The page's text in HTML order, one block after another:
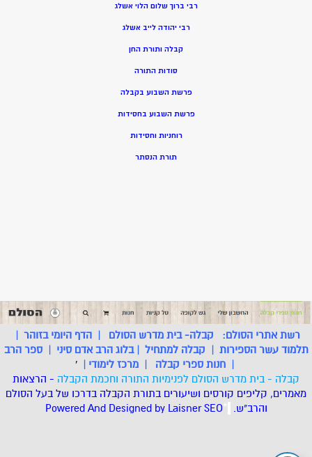
רבי ברוך שלום הלוי אשלג
רבי יהודה לייב אשלג
קבלה ותורת החן
סודות התורה
פרשת השבוע בקבלה
פרשת השבוע בחסידות
רוחניות וחסידות
תורת הנסתר
רשת אתרי הסולם: קבלה- בית מדרש הסולם |הדף היומי בזוהר |
תלמוד עשר הספירות | קבלה למתחיל |בלוג הרב אדם סיני |ספר הרב
| חנות ספרי קבלה | מרכז לימודי |
'
קבלה - בית מדרש הסולם לפנימיות התורה וחכמת הקבלה - הרצאות
מאמרים, קליפים קורסים ושיעורים בתורת הקבלה בדרכו של בעל הסולם
והרב"ש.
*
Powered And Designed by LaisnerSEO